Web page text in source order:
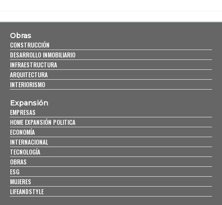
Obras
CONSTRUCCIÓN
DESARROLLO INMOBILIARIO
INFRAESTRUCTURA
ARQUITECTURA
INTERIORISMO
Expansión
EMPRESAS
HOME EXPANSIÓN POLITICA
ECONOMÍA
INTERNACIONAL
TECNOLOGÍA
OBRAS
ESG
MUJERES
LIFEANDSTYLE